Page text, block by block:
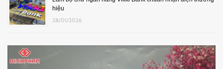
hiệu
28/01/2026